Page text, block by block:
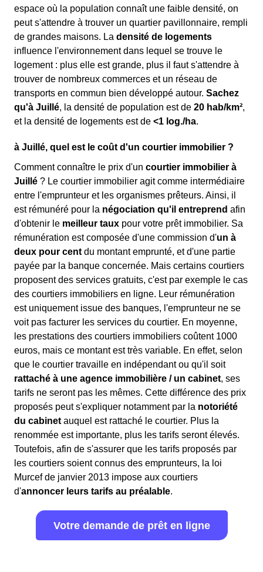
espace où la population connaît une faible densité, on
peut s'attendre à trouver un quartier pavillonnaire, rempli
de grandes maisons. La densité de logements
influence l'environnement dans lequel se trouve le
logement : plus elle est grande, plus il faut s'attendre à
trouver de nombreux commerces et un réseau de
transports en commun bien développé autour. Sachez
qu'à Juillé, la densité de population est de 20 hab/km²,
et la densité de logements est de <1 log./ha.
à Juillé, quel est le coût d'un courtier immobilier ?
Comment connaître le prix d'un courtier immobilier à
Juillé ? Le courtier immobilier agit comme intermédiaire
entre l'emprunteur et les organismes prêteurs. Ainsi, il
est rémunéré pour la négociation qu'il entreprend afin
d'obtenir le meilleur taux pour votre prêt immobilier. Sa
rémunération est composée d'une commission d'un à
deux pour cent du montant emprunté, et d'une partie
payée par la banque concernée. Mais certains courtiers
proposent des services gratuits, c'est par exemple le cas
des courtiers immobiliers en ligne. Leur rémunération
est uniquement issue des banques, l'emprunteur ne se
voit pas facturer les services du courtier. En moyenne,
les prestations des courtiers immobiliers coûtent 1000
euros, mais ce montant est très variable. En effet, selon
que le courtier travaille en indépendant ou qu'il soit
rattaché à une agence immobilière / un cabinet, ses
tarifs ne seront pas les mêmes. Cette différence des prix
proposés peut s'expliquer notamment par la notoriété
du cabinet auquel est rattaché le courtier. Plus la
renommée est importante, plus les tarifs seront élevés.
Toutefois, afin de s'assurer que les tarifs proposés par
les courtiers soient connus des emprunteurs, la loi
Murcef de janvier 2013 impose aux courtiers
d'annoncer leurs tarifs au préalable.
Votre demande de prêt en ligne